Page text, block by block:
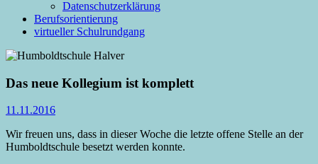
Datenschutzerklärung
Berufsorientierung
virtueller Schulrundgang
Das neue Kollegium ist komplett
11.11.2016
Wir freuen uns, dass in dieser Woche die letzte offene Stelle an der
Humboldtschule besetzt werden konnte.